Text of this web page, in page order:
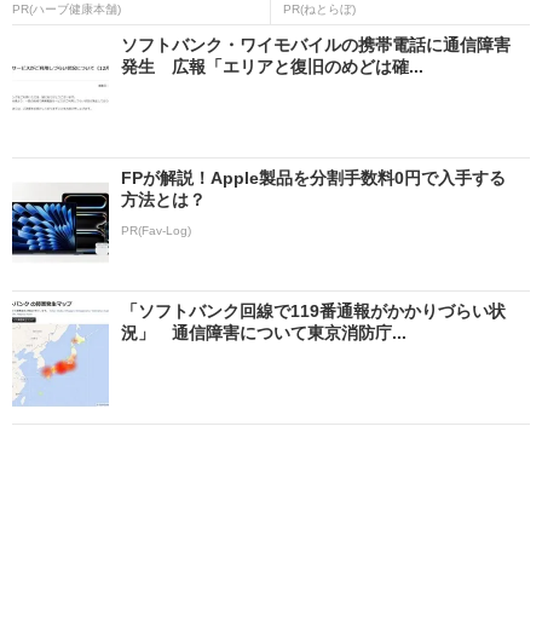
PR(ハーブ健康本舗) PR(ねとらぼ)
ソフトバンク・ワイモバイルの携帯電話に通信障害
発生 広報「エリアと復旧のめどは確...
FPが解説！Apple製品を分割手数料0円で入手する
方法とは？
PR(Fav-Log)
「ソフトバンク回線で119番通報がかかりづらい状
況」 通信障害について東京消防庁...